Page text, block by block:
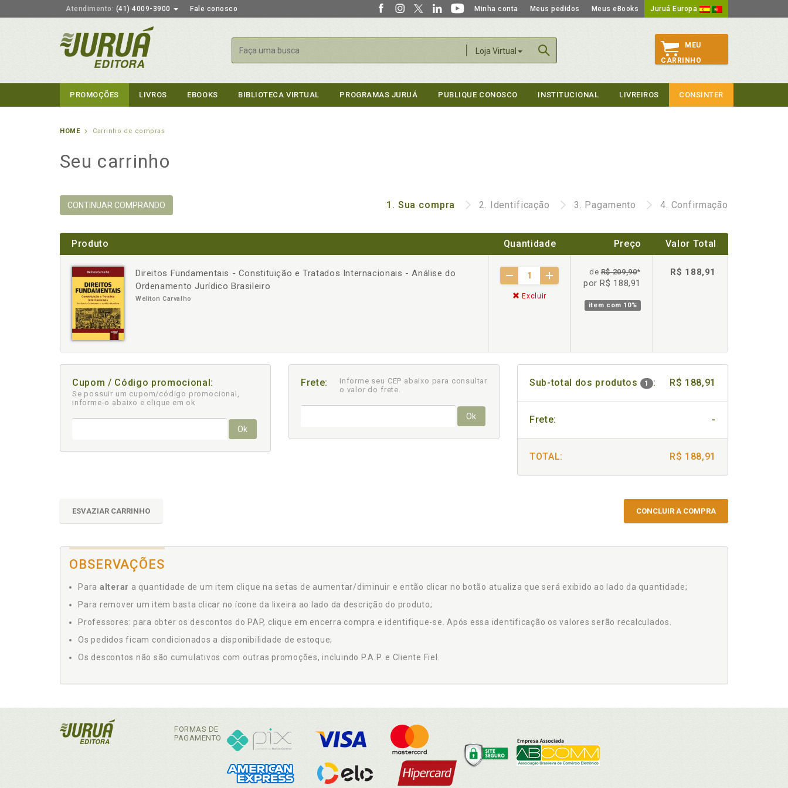
Atendimento: (41) 4009-3900 Fale conosco Minha conta Meus pedidos Meus eBooks Juruá Europa
Loja Virtual
Buscar
MEU
CARRINHO
PROMOÇÕES LIVROS EBOOKS BIBLIOTECA VIRTUAL PROGRAMAS JURUÁ PUBLIQUE CONOSCO INSTITUCIONAL LIVREIROS CONSINTER
HOME Carrinho de compras
Seu carrinho
CONTINUAR COMPRANDO 1. Sua compra 2. Identificação 3. Pagamento 4. Confirmação
Produto Quantidade Preço Valor Total
Direitos Fundamentais - Constituição e Tratados Internacionais - Análise do
Ordenamento Jurídico Brasileiro
Weliton Carvalho
- +
Excluir
deR$ 209,90*
por R$ 188,91
item com 10%
R$ 188,91
Cupom / Código promocional:
Se possuir um cupom/código promocional,
informe-o abaixo e clique em ok
Ok
Frete:
Informe seu CEP abaixo para consultar
o valor do frete.
Ok
Sub-total dos produtos 1 : R$ 188,91
Frete: -
TOTAL: R$ 188,91
ESVAZIAR CARRINHO CONCLUIR A COMPRA
OBSERVAÇÕES
Para alterar a quantidade de um item clique na setas de aumentar/diminuir e então clicar no botão atualiza que será exibido ao lado da quantidade;
Para remover um item basta clicar no ícone da lixeira ao lado da descrição do produto;
Professores: para obter os descontos do PAP, clique em encerra compra e identifique-se. Após essa identificação os valores serão recalculados.
Os pedidos ficam condicionados a disponibilidade de estoque;
Os descontos não são cumulativos com outras promoções, incluindo P.A.P. e Cliente Fiel.
FORMAS DE
PAGAMENTO